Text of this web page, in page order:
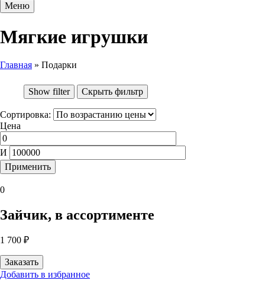
Меню
Мягкие игрушки
Главная » Подарки
Show filter Скрыть фильтр
Сортировка:
Цена
И
0
Зайчик, в ассортименте
1 700 ₽
Добавить в избранное